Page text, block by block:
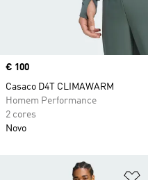
Price
€ 100
Casaco D4T CLIMAWARM
Homem Performance
2 cores
Novo